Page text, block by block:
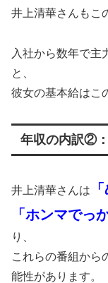
井上清華さんもこ
入社から数年で主
と、
彼女の基本給はこ
年収の内訳②
井上清華さんは
「ホンマでっ
り、
これらの番組から
能性があります。